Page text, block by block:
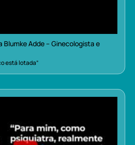
Blumke Adde – Ginecologista e
está lotada”